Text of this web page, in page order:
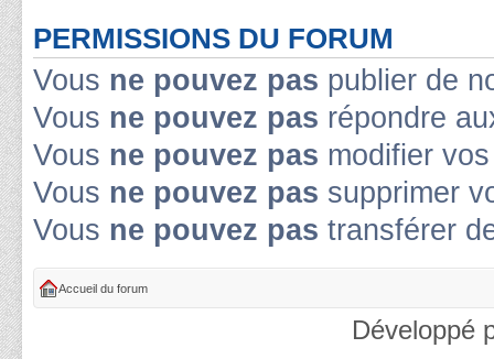
PERMISSIONS DU FORUM
Vous ne pouvez pas publier de
Vous ne pouvez pas répondre
Vous ne pouvez pas modifier
Vous ne pouvez pas supprimer
Vous ne pouvez pas transférer
Accueil du forum
Développé